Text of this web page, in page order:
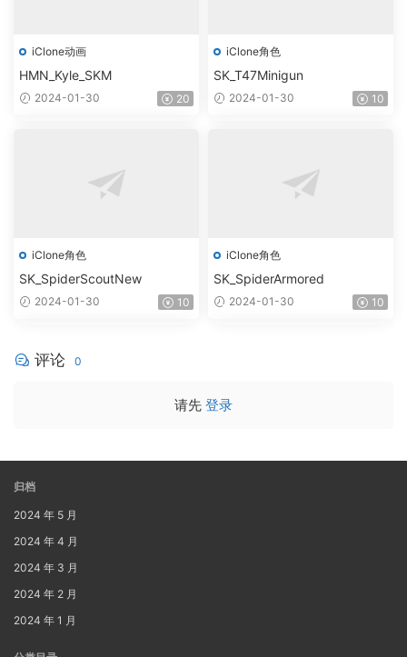
iClone动画
HMN_Kyle_SKM
2024-01-30 20
iClone角色
SK_T47Minigun
2024-01-30 10
iClone角色
SK_SpiderScoutNew
2024-01-30 10
iClone角色
SK_SpiderArmored
2024-01-30 10
评论 0
请先 登录
归档
2024 年 5 月
2024 年 4 月
2024 年 3 月
2024 年 2 月
2024 年 1 月